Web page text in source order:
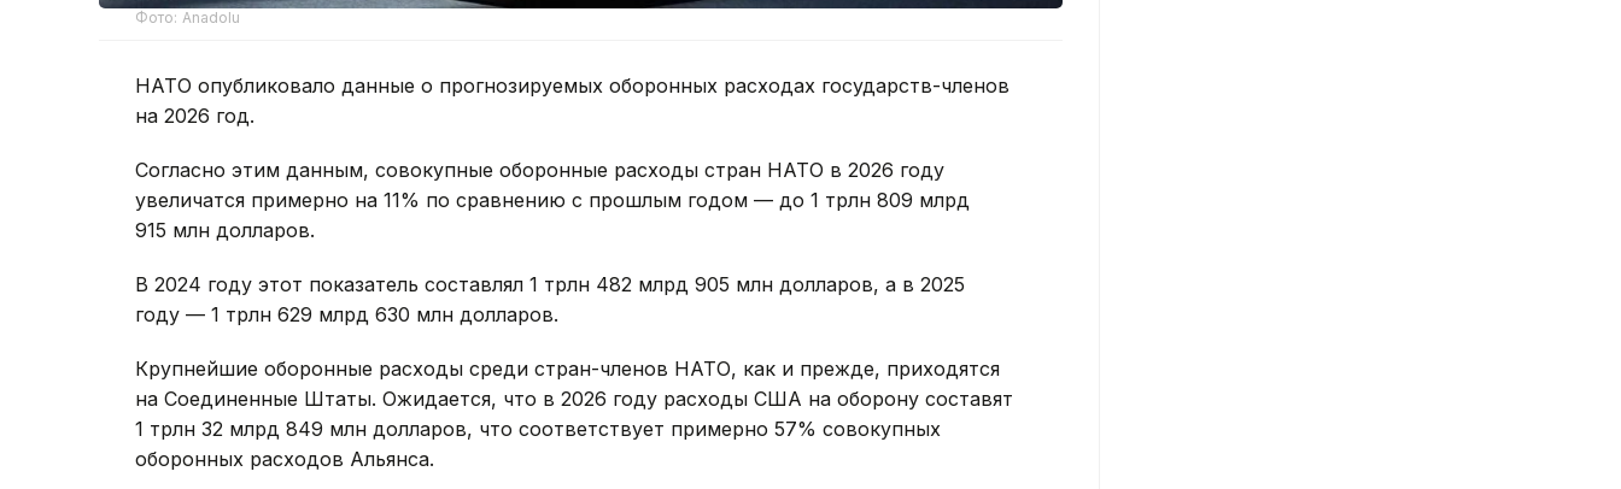
Фото: Anadolu
НАТО опубликовало данные о прогнозируемых оборонных расходах государств-членов
на 2026 год.
Согласно этим данным, совокупные оборонные расходы стран НАТО в 2026 году
увеличатся примерно на 11% по сравнению с прошлым годом — до 1 трлн 809 млрд
915 млн долларов.
В 2024 году этот показатель составлял 1 трлн 482 млрд 905 млн долларов, а в 2025
году — 1 трлн 629 млрд 630 млн долларов.
Крупнейшие оборонные расходы среди стран-членов НАТО, как и прежде, приходятся
на Соединенные Штаты. Ожидается, что в 2026 году расходы США на оборону составят
1 трлн 32 млрд 849 млн долларов, что соответствует примерно 57% совокупных
оборонных расходов Альянса.